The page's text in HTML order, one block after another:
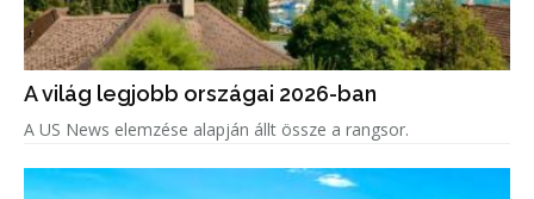
A világ legjobb országai 2026-ban
A US News elemzése alapján állt össze a rangsor.